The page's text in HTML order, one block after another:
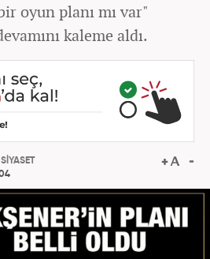
oyun planı mı var"
kaleme aldı.
SİYASET